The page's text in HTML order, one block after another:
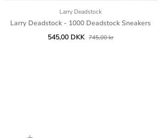
Larry Deadstock
Larry Deadstock - 1000 Deadstock Sneakers
545,00 DKK 745,00 kr